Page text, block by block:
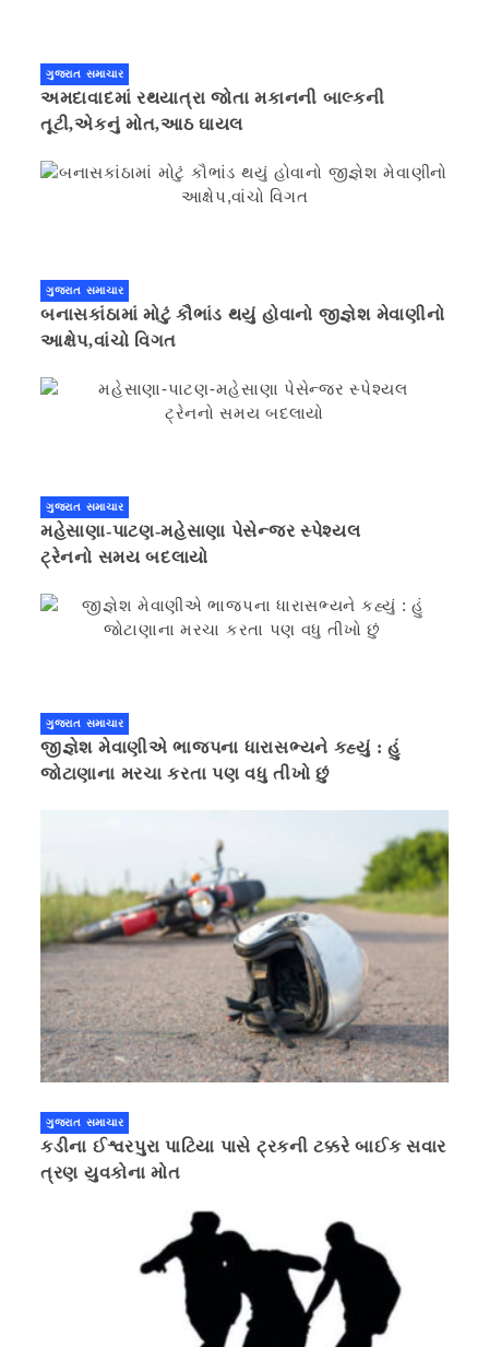
ગુજરાત સમાચાર
અમદાવાદમાં રથયાત્રા જોતા મકાનની બાલ્કની
તૂટી,એકનું મોત,આઠ ઘાયલ
ગુજરાત સમાચાર
બનાસકાંઠામાં મોટું કૌભાંડ થયું હોવાનો જીજ્ઞેશ મેવાણીનો
આક્ષેપ,વાંચો વિગત
ગુજરાત સમાચાર
મહેસાણા-પાટણ-મહેસાણા પેસેન્જર સ્પેશ્યલ
ટ્રેનનો સમય બદલાયો
ગુજરાત સમાચાર
જીજ્ઞેશ મેવાણીએ ભાજપના ધારાસભ્યને કહ્યું : હું
જોટાણાના મરચા કરતા પણ વધુ તીખો છું
ગુજરાત સમાચાર
કડીના ઈશ્વરપુરા પાટિયા પાસે ટ્રકની ટક્કરે બાઈક સવાર
ત્રણ યુવકોના મોત